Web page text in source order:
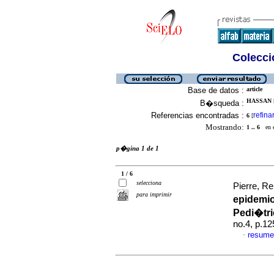
Base de datos : article
B�squeda : HASSAN
Referencias encontradas : 6 [refinar
Mostrando: 1 .. 6 en
p�gina 1 de 1
1 / 6
selecciona
para imprimir
Pierre,
no.4,
·